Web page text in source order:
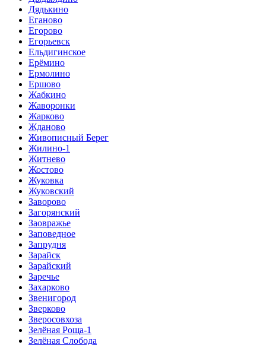
Дядькино
Еганово
Егорово
Егорьевск
Ельдигинское
Ерёмино
Ермолино
Ершово
Жабкино
Жаворонки
Жарково
Жданово
Живописный Берег
Жилино-1
Житнево
Жостово
Жуковка
Жуковский
Заворово
Загорянский
Заовражье
Заповедное
Запрудня
Зарайск
Зарайский
Заречье
Захарково
Звенигород
Зверково
Зверосовхоза
Зелёная Роща-1
Зелёная Слобода